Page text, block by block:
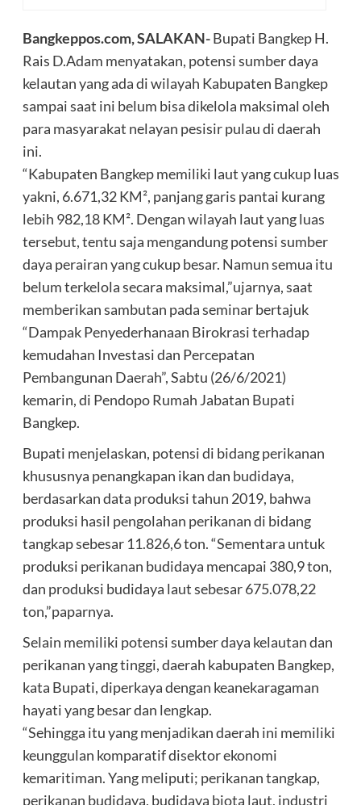
Bangkeppos.com, SALAKAN-Bupati Bangkep H.
Rais D.Adam menyatakan, potensi sumber daya
kelautan yang ada di wilayah Kabupaten Bangkep
sampai saat ini belum bisa dikelola maksimal oleh
para masyarakat nelayan pesisir pulau di daerah
ini.
“Kabupaten Bangkep memiliki laut yang cukup luas
yakni, 6.671,32 KM², panjang garis pantai kurang
lebih 982,18 KM². Dengan wilayah laut yang luas
tersebut, tentu saja mengandung potensi sumber
daya perairan yang cukup besar. Namun semua itu
belum terkelola secara maksimal,”ujarnya, saat
memberikan sambutan pada seminar bertajuk
“Dampak Penyederhanaan Birokrasi terhadap
kemudahan Investasi dan Percepatan
Pembangunan Daerah”, Sabtu (26/6/2021)
kemarin, di Pendopo Rumah Jabatan Bupati
Bangkep.
Bupati menjelaskan, potensi di bidang perikanan
khususnya penangkapan ikan dan budidaya,
berdasarkan data produksi tahun 2019, bahwa
produksi hasil pengolahan perikanan di bidang
tangkap sebesar 11.826,6 ton. “Sementara untuk
produksi perikanan budidaya mencapai 380,9 ton,
dan produksi budidaya laut sebesar 675.078,22
ton,”paparnya.
Selain memiliki potensi sumber daya kelautan dan
perikanan yang tinggi, daerah kabupaten Bangkep,
kata Bupati, diperkaya dengan keanekaragaman
hayati yang besar dan lengkap.
“Sehingga itu yang menjadikan daerah ini memiliki
keunggulan komparatif disektor ekonomi
kemaritiman. Yang meliputi; perikanan tangkap,
perikanan budidaya, budidaya biota laut, industri